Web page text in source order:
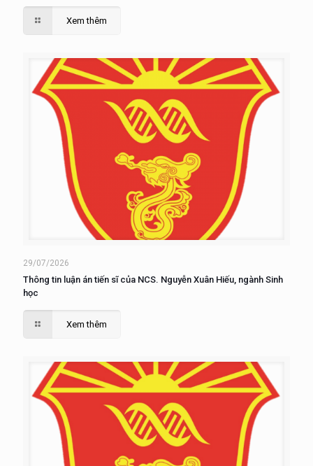
Xem thêm
29/07/2026
Thông tin luận án tiến sĩ của NCS. Nguyễn Xuân Hiếu, ngành Sinh
học
Xem thêm